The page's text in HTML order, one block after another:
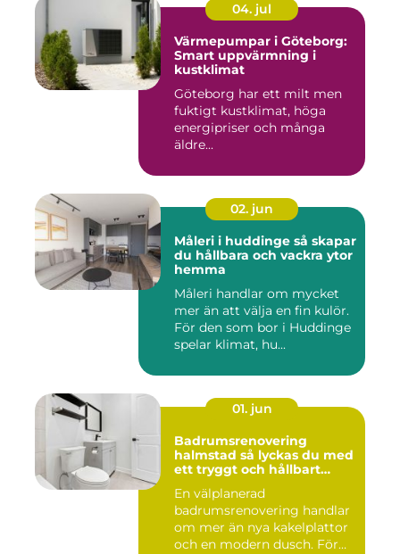
04. jul
Värmepumpar i Göteborg:
Smart uppvärmning i
kustklimat
Göteborg har ett milt men
fuktigt kustklimat, höga
energipriser och många
äldre...
02. jun
Måleri i huddinge så skapar
du hållbara och vackra ytor
hemma
Måleri handlar om mycket
mer än att välja en fin kulör.
För den som bor i Huddinge
spelar klimat, hu...
01. jun
Badrumsrenovering
halmstad så lyckas du med
ett tryggt och hållbart
En välplanerad
badrumsrenovering handlar
om mer än nya kakelplattor
och en modern dusch. För